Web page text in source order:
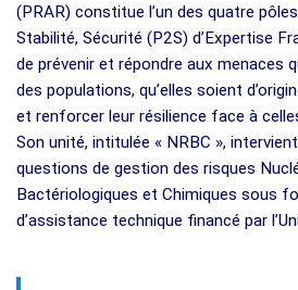
(PRAR) constitue l’un des quatre
Stabilité, Sécurité (P2S) d’Expertise
de prévenir et répondre aux menaces
des populations, qu’elles soient
et renforcer leur résilience face à
Son unité, intitulée « NRBC »,
questions de gestion des risques
Bactériologiques et Chimiques sous
d’assistance technique financé par